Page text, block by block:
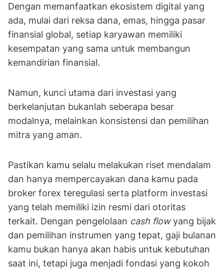
Dengan memanfaatkan ekosistem digital yang
ada, mulai dari reksa dana, emas, hingga pasar
finansial global, setiap karyawan memiliki
kesempatan yang sama untuk membangun
kemandirian finansial.
Namun, kunci utama dari investasi yang
berkelanjutan bukanlah seberapa besar
modalnya, melainkan konsistensi dan pemilihan
mitra yang aman.
Pastikan kamu selalu melakukan riset mendalam
dan hanya mempercayakan dana kamu pada
broker forex teregulasi serta platform investasi
yang telah memiliki izin resmi dari otoritas
terkait. Dengan pengelolaan cash flowyang bijak
dan pemilihan instrumen yang tepat, gaji bulanan
kamu bukan hanya akan habis untuk kebutuhan
saat ini, tetapi juga menjadi fondasi yang kokoh